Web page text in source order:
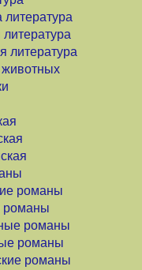
литература
литература
животных
романы
романы
романы
романы
романы